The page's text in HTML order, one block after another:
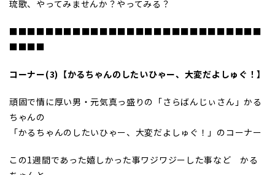
琉歌、やってみませんか？やってみる？
■■■■■■■■■■■■■■■■■■■■■■■■■■■■
■■■■
コーナー(3)【かるちゃんのしたいひゃー、大変だよしゅぐ！】
頑固で情に厚い男・元気真っ盛りの「さらばんじぃさん」かる
ちゃんの
「かるちゃんのしたいひゃー、大変だよしゅぐ！」のコーナー
この1週間であった嬉しかった事ワジワジーした事など かる